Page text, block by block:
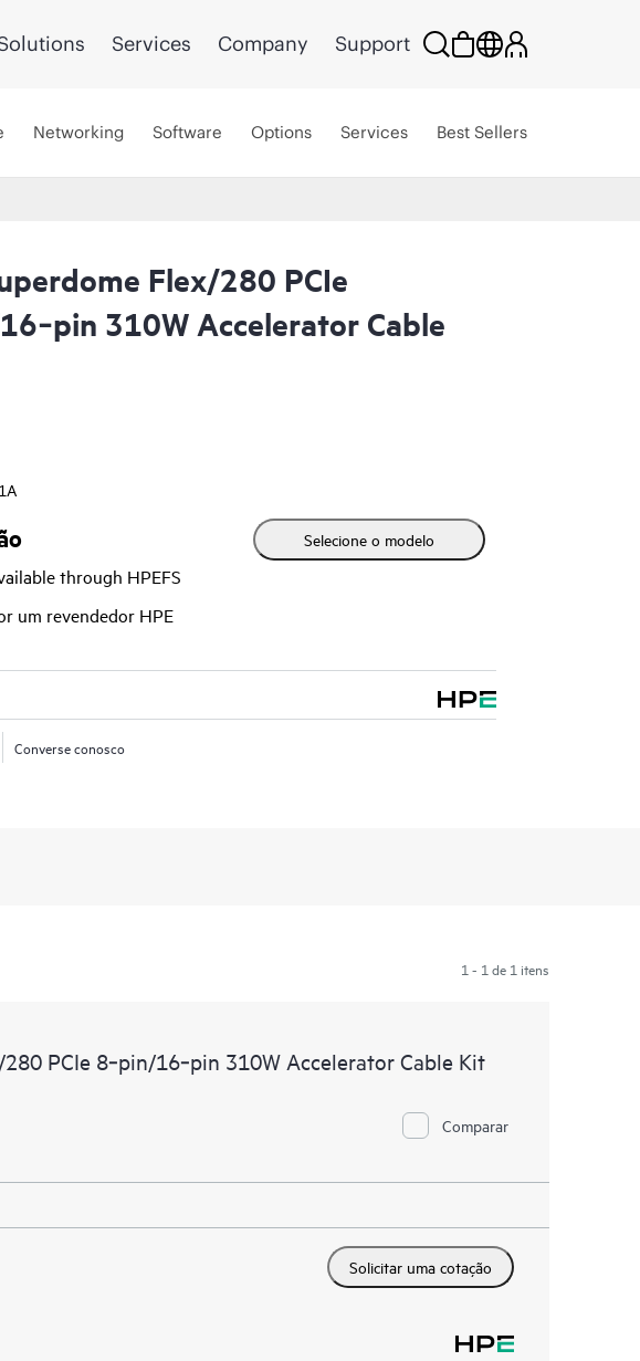
Services Company Support
Networking Software Options Services Best Sellers
Flex/280 PCIe
310W Accelerator Cable
through HPEFS
um revendedor HPE
Selecione o modelo
Converse conosco
1 - 1 de 1 itens
PCIe 8‑pin/16‑pin 310W Accelerator Cable Kit
Comparar
Solicitar uma cotação